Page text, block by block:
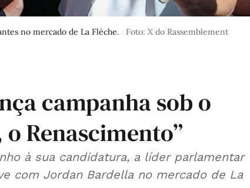
no mercado de La Flèche.
Foto: X do Rassemblement
campanha sob o
Renascimento”
à sua candidatura, a líder parlamentar
com Jordan Bardella no mercado de La